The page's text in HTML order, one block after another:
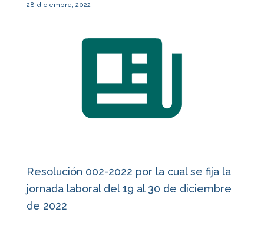
28 diciembre, 2022
Resolución 002-2022 por la cual se fija la
jornada laboral del 19 al 30 de diciembre
de 2022